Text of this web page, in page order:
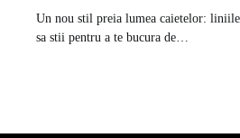
Un nou stil preia lumea caietelor:
sa stii pentru a te bucura de…